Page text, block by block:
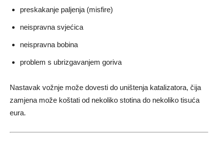
preskakanje paljenja (misfire)
neispravna svjećica
neispravna bobina
problem s ubrizgavanjem goriva
Nastavak vožnje može dovesti do uništenja katalizatora, čija
zamjena može koštati od nekoliko stotina do nekoliko tisuća
eura.